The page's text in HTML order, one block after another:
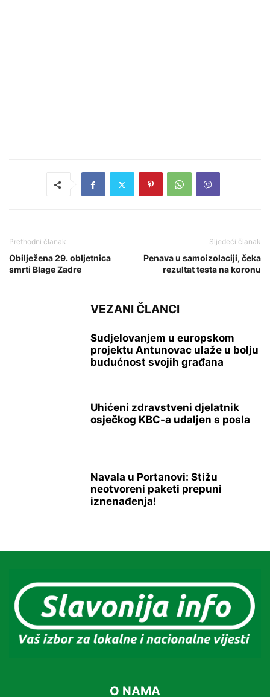
Prethodni članak
Obilježena 29. obljetnica
smrti Blage Zadre
Sljedeći članak
Penava u samoizolaciji, čeka
rezultat testa na koronu
VEZANI ČLANCI
Sudjelovanjem u europskom
projektu Antunovac ulaže u bolju
budućnost svojih građana
Uhićeni zdravstveni djelatnik
osječkog KBC-a udaljen s posla
Navala u Portanovi: Stižu
neotvoreni paketi prepuni
iznenađenja!
O NAMA